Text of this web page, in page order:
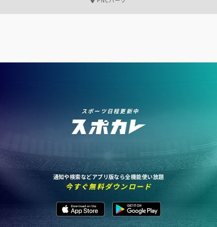
スポーツ日程更新中
通知や検索などアプリ版なら全機能使い放題
今すぐ無料ダウンロード